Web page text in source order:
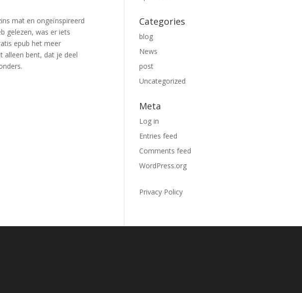
mat en ongeïnspireerd
gelezen, was er iets
epub het meer
alleen bent, dat je deel
Categories
blog
News
post
Uncategorized
Meta
Log in
Entries feed
Comments feed
WordPress.org
Privacy Policy